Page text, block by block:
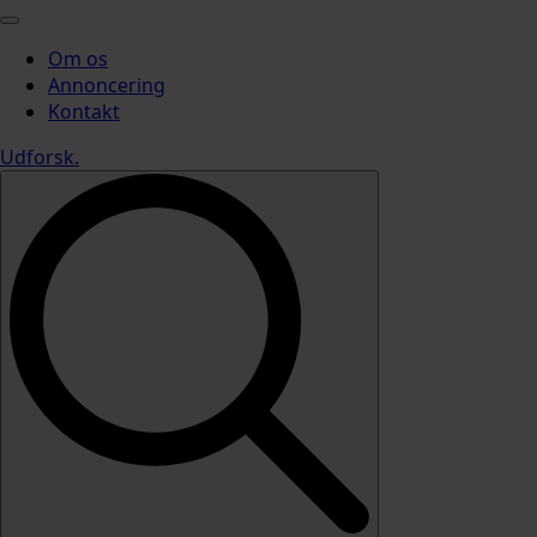
Om os
Annoncering
Kontakt
Udforsk.